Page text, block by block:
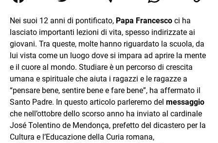
da lì non mi sono più fermata. L’attualità è il mio pane
mente.
Nei suoi 12 anni di pontificato, Papa Francesco ci ha
lasciato importanti lezioni di vita, spesso indirizzate ai
giovani. Tra queste, molte hanno riguardato la scuola, da
lui vista come un luogo dove si impara ad aprire la mente
e il cuore al mondo. Studiare è un percorso di crescita
umana e spirituale che aiuta i ragazzi e le ragazze a
“pensare bene, sentire bene e fare bene”, ha affermato il
Santo Padre. In questo articolo parleremo del messaggio
che nell’ottobre dello scorso anno ha inviato al cardinale
José Tolentino de Mendonça, prefetto del dicastero per la
Cultura e l’Educazione della Curia romana,